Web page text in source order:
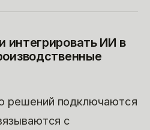
интегрировать ИИ в
решений подключаются
с